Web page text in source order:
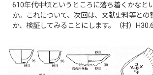
610年代中頃というところに落ち着くかなと
か。これについて、次回は、文献史料等との
か、検証してみることにします。（村）